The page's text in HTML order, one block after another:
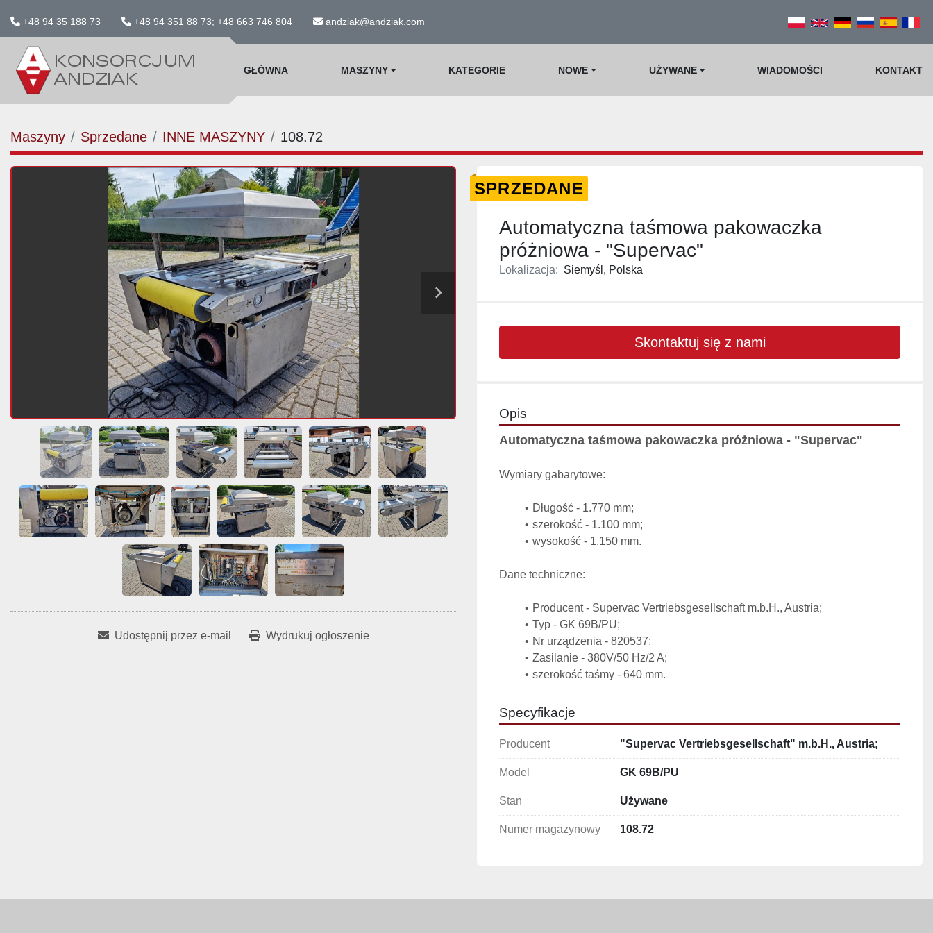
+48 94 35 188 73 +48 94 351 88 73; +48 663 746 804 andziak@andziak.com
GŁÓWNA MASZYNY KATEGORIE NOWE UŻYWANE WIADOMOŚCI KONTAKT
Maszyny Sprzedane INNE MASZYNY 108.72
Udostępnij przez e-mail Wydrukuj ogłoszenie
SPRZEDANE
Automatyczna taśmowa pakowaczka
próżniowa - "Supervac"
Lokalizacja: Siemyśl, Polska
Skontaktuj się z nami
Opis
Automatyczna taśmowa pakowaczka próżniowa - "Supervac"
Wymiary gabarytowe:
Długość - 1.770 mm;
szerokość - 1.100 mm;
wysokość - 1.150 mm.
Dane techniczne:
Producent - Supervac Vertriebsgesellschaft m.b.H., Austria;
Typ - GK 69B/PU;
Nr urządzenia - 820537;
Zasilanie - 380V/50 Hz/2 A;
szerokość taśmy - 640 mm.
Specyfikacje
Producent "Supervac Vertriebsgesellschaft" m.b.H., Austria;
Model GK 69B/PU
Stan Używane
Numer magazynowy 108.72